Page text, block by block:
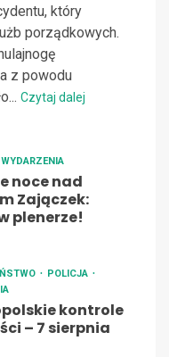
który
porządkowych.
z powodu
Czytaj dalej
WYDARZENIA
noce nad
Zajączek:
plenerze!
POLICJA
kontrole
– 7 sierpnia